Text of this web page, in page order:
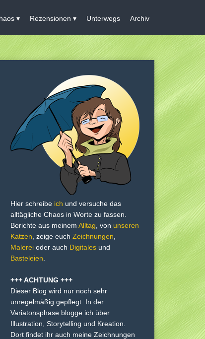
Rezensionen Unterwegs Archiv
Hier schreibe ich und versuche das
alltägliche Chaos in Worte zu fassen.
Berichte aus meinem Alltag , von unseren
Katzen , zeige euch Zeichnungen
Malerei oder auch Digitales und
Basteleien
+++ ACHTUNG +++
Dieser Blog wird nur noch sehr
unregelmäßig gepflegt. In der
Variatonsphase blogge ich über
Illustration, Storytelling und Kreation.
Dort findet ihr auch meine Zeichnungen